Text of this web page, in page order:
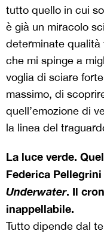
tutto quello in cui
è già un miracolo
determinate qualità
che mi spinge a
voglia di sciare
massimo, di
quell’emozione di
la linea del
La luce verde.
Federica
Underwater. Il
inappellabile.
Tutto dipende dal